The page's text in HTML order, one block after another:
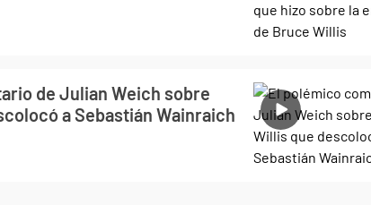
de Julian Weich sobre
a Sebastián Wainraich